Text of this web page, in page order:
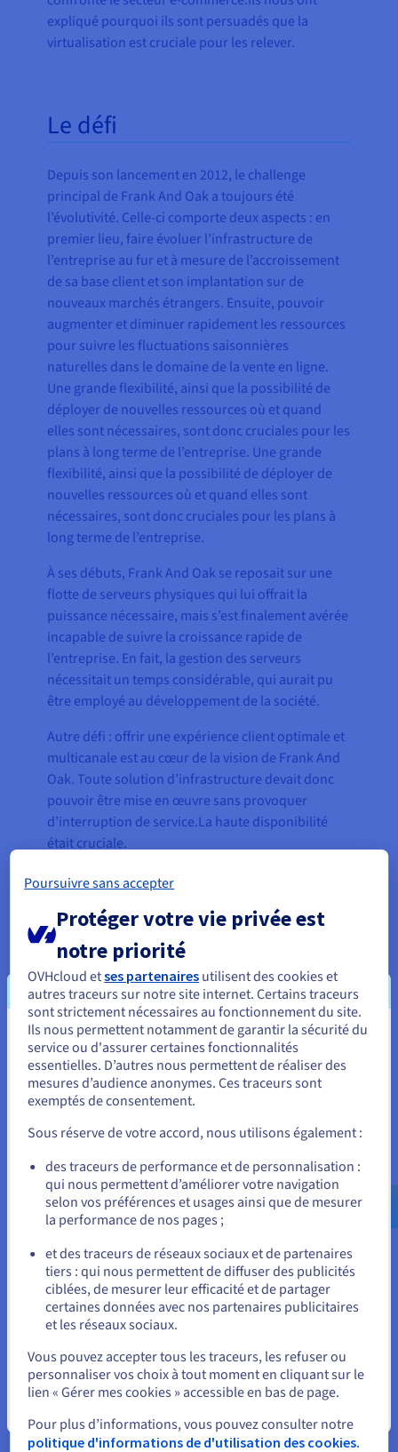
expliqué pourquoi ils sont persuadés que la
virtualisation est cruciale pour les relever.
Le défi
Depuis son lancement en 2012, le challenge
principal de Frank And Oak a toujours été
l’évolutivité. Celle-ci comporte deux aspects : en
premier lieu, faire évoluer l’infrastructure de
l’entreprise au fur et à mesure de l’accroissement
de sa base client et son implantation sur de
nouveaux marchés étrangers. Ensuite, pouvoir
augmenter et diminuer rapidement les ressources
pour suivre les fluctuations saisonnières
naturelles dans le domaine de la vente en ligne.
Une grande flexibilité, ainsi que la possibilité de
déployer de nouvelles ressources où et quand
elles sont nécessaires, sont donc cruciales pour les
plans à long terme de l’entreprise. Une grande
flexibilité, ainsi que la possibilité de déployer de
nouvelles ressources où et quand elles sont
nécessaires, sont donc cruciales pour les plans à
long terme de l’entreprise.
À ses débuts, Frank And Oak se reposait sur une
flotte de serveurs physiques qui lui offrait la
puissance nécessaire, mais s’est finalement avérée
incapable de suivre la croissance rapide de
l’entreprise. En fait, la gestion des serveurs
nécessitait un temps considérable, qui aurait pu
être employé au développement de la société.
Autre défi : offrir une expérience client optimale et
multicanale est au cœur de la vision de Frank And
Oak. Toute solution d’infrastructure devait donc
pouvoir être mise en œuvre sans provoquer
d’interruption de service.La haute disponibilité
était cruciale.
La solution
Frank And Oak a donc choisi de transférer toute
son infrastructure sur la solution Hosted Private
Cloud d’OVHcloud et d’embrasser complètement
les possibilités qu’offre sa virtualisation. Pour
accroître sa portée géographique, l’entreprise a
utilisé levRackpour relier des solutions
hébergées partout sur le réseau international de
28 datacenters et 33 points de présence d’OVH.
Cela permettrait non seulement de déployer et
redéployer sans effort les ressources selon
l’évolution des besoins client dans toutes les
régions où Frank And Oak était implanté à
l’époque, mais offrirait aussi une base solide pour
de futures expansions sur de nouveaux marchés.
Pour un périmètre de croissance future encore
plus large,VMware vSpherea été installé afin que
Frank And Oak puisse gérer sa nouvelle
infrastructure en parfaite autonomie, tout en
possédant les moyens de se concentrer avant tout
sur l’expérience client. Avec vSphere, de nouvelles
machines virtuelles peuvent être mobilisées d’un
simple clic dans l’espace client OVH, et être prêtes
Vous semblez être localisé en États-
Unis.
Pour commander, rendez-vous sur le site de votre pays (États-
Allez sur le site États-Unis
us.ovhcloud.com/
Anglais USD - $
ou
Rester sur le site actuel
Sélectionner un autre site web
Poursuivre sans accepter
Protéger votre vie privée est
notre priorité
OVHcloud etses partenaires utilisent des cookies et
autres traceurs sur notre site internet. Certains traceurs
sont strictement nécessaires au fonctionnement du site.
Ils nous permettent notamment de garantir la sécurité du
service ou d'assurer certaines fonctionnalités
essentielles. D’autres nous permettent de réaliser des
mesures d’audience anonymes. Ces traceurs sont
exemptés de consentement.
Sous réserve de votre accord, nous utilisons également :
des traceurs de performance et de personnalisation :
qui nous permettent d’améliorer votre navigation
selon vos préférences et usages ainsi que de mesurer
la performance de nos pages ;
et des traceurs de réseaux sociaux et de partenaires
tiers : qui nous permettent de diffuser des publicités
ciblées, de mesurer leur efficacité et de partager
certaines données avec nos partenaires publicitaires
et les réseaux sociaux.
Vous pouvez accepter tous les traceurs, les refuser ou
personnaliser vos choix à tout moment en cliquant sur le
lien « Gérer mes cookies » accessible en bas de page.
Pour plus d’informations, vous pouvez consulter notre
politique d'informations de d'utilisation des cookies.